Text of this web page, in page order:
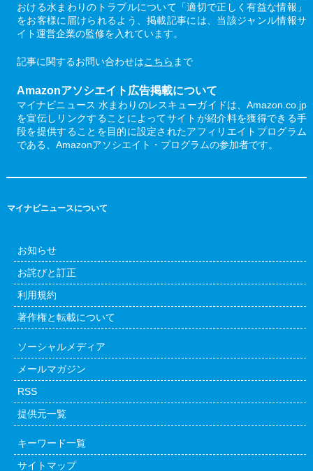
おける水まわりのトラブルについて「適切で正しく有益な情報」
をお客様に届けられるよう、掲載記事には、当該ジャンル情報サ
イト運営企業の監修を入れています。
記事に関するお問い合わせはこちら まで
Amazonアソシエイト広告掲載について
マイナビニュース 水まわりのレスキューガイドは、Amazon.co.jp
を宣伝しリンクすることによってサイトが紹介料を獲得できる手
段を提供することを目的に設定されたアフィリエイトプログラム
である、Amazonアソシエイト・プログラムの参加者です。
マイナビニュースについて
お知らせ
お詫びと訂正
利用規約
著作権と転載について
ソーシャルメディア
メールマガジン
RSS
提供元一覧
キーワード一覧
サイトマップ